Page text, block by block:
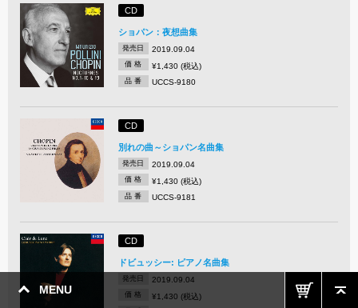
MENU
CD
ショパン：夜想曲集
発売日 2019.09.04
価 格 ¥1,430 (税込)
品 番 UCCS-9180
CD
別れの曲～ショパン名曲集
発売日 2019.09.04
価 格 ¥1,430 (税込)
品 番 UCCS-9181
CD
ドビュッシー: ピアノ名曲集
発売日 2019.09.04
価 格 ¥1,430 (税込)